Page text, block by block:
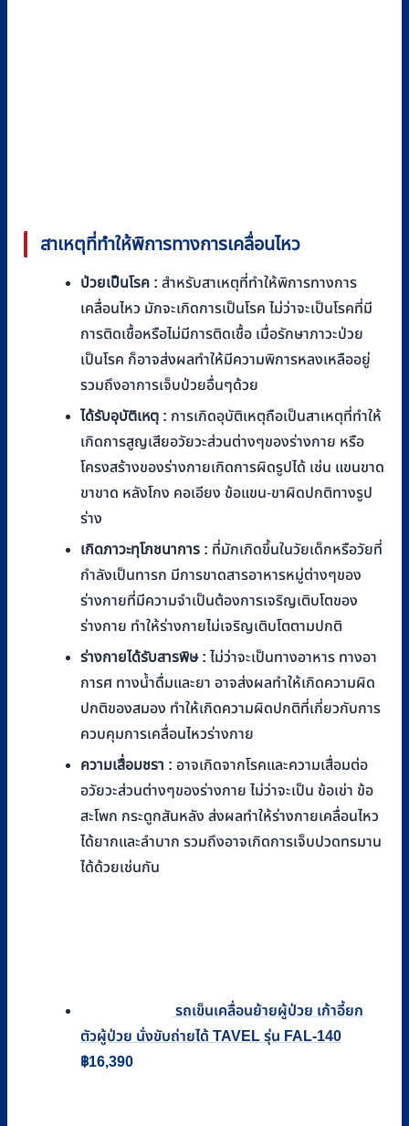
สาเหตุที่ทำให้พิการทางการเคลื่อนไหว
ป่วยเป็นโรค : สำหรับสาเหตุที่ทำให้พิการทางการ
เคลื่อนไหว มักจะเกิดการเป็นโรค ไม่ว่าจะเป็นโรคที่มี
การติดเชื้อหรือไม่มีการติดเชื้อ เมื่อรักษาภาวะป่วย
เป็นโรค ก็อาจส่งผลทำให้มีความพิการหลงเหลืออยู่
รวมถึงอาการเจ็บป่วยอื่นๆด้วย
ได้รับอุบัติเหตุ : การเกิดอุบัติเหตุถือเป็นสาเหตุที่ทำให้
เกิดการสูญเสียอวัยวะส่วนต่างๆของร่างกาย หรือ
โครงสร้างของร่างกายเกิดการผิดรูปได้ เช่น แขนขาด
ขาขาด หลังโกง คอเอียง ข้อแขน-ขาผิดปกติทางรูป
ร่าง
เกิดภาวะทุโภชนาการ : ที่มักเกิดขึ้นในวัยเด็กหรือวัยที่
กำลังเป็นทารก มีการขาดสารอาหารหมู่ต่างๆของ
ร่างกายที่มีความจำเป็นต้องการเจริญเติบโตของ
ร่างกาย ทำให้ร่างกายไม่เจริญเติบโตตามปกติ
ร่างกายได้รับสารพิษ : ไม่ว่าจะเป็นทางอาหาร ทางอา
การศ ทางน้ำดื่มและยา อาจส่งผลทำให้เกิดความผิด
ปกติของสมอง ทำให้เกิดความผิดปกติที่เกี่ยวกับการ
ควบคุมการเคลื่อนไหวร่างกาย
ความเสื่อมชรา : อาจเกิดจากโรคและความเสื่อมต่อ
อวัยวะส่วนต่างๆของร่างกาย ไม่ว่าจะเป็น ข้อเข่า ข้อ
สะโพก กระดูกสันหลัง ส่งผลทำให้ร่างกายเคลื่อนไหว
ได้ยากและลำบาก รวมถึงอาจเกิดการเจ็บปวดทรมาน
ได้ด้วยเช่นกัน
รถเข็นเคลื่อนย้ายผู้ป่วย เก้าอี้ยก
ตัวผู้ป่วย นั่งขับถ่ายได้ TAVEL รุ่น FAL-140
฿16,390